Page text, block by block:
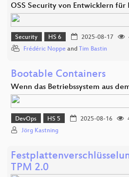
OSS Security von Entwicklern für
Security HS 6 2025-08-17
Frédéric Noppe and Tim Bastin
Bootable Containers
Wenn das Betriebssystem aus
DevOps HS 5 2025-08-16
Jörg Kastning
TPM 2.0